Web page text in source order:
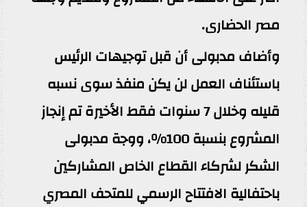
مصر الحضارى.
وأضاف مدبولى أن قبل توجيهات الرئيس
باستئناف العمل لن يكن منفذ سوى نسبه
قليله وخلال 7 سنوات فقط الأخيرة تم إنجاز
المشروع بنسبة 100%، ووجة مدبولى
الشكر لشركاء القطاع الخاص المشاركين
باحتفالية الافتتاح الرسمي للمتحف المصري